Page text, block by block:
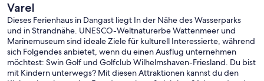
Varel
Dieses Ferienhaus in Dangast liegt In der Nähe des Wasserparks
und in Strandnähe. UNESCO-Weltnaturerbe Wattenmeer und
Marinemuseum sind ideale Ziele für kulturell Interessierte, während
sich Folgendes anbietet, wenn du einen Ausflug unternehmen
möchtest: Swin Golf und Golfclub Wilhelmshaven-Friesland. Du bist
mit Kindern unterwegs? Mit diesen Attraktionen kannst du den